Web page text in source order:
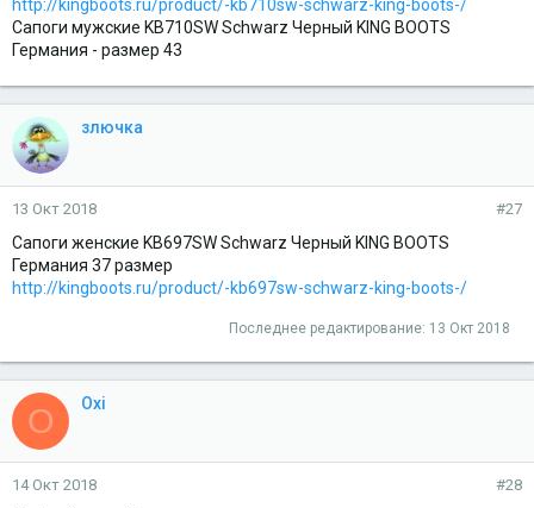
http://kingboots.ru/product/-kb710sw-schwarz-king-boots-/
Сапоги мужские KB710SW Schwarz Черный KING BOOTS
Германия - размер 43
злючка
13 Окт 2018 #27
Сапоги женские KB697SW Schwarz Черный KING BOOTS
Германия 37 размер
http://kingboots.ru/product/-kb697sw-schwarz-king-boots-/
Последнее редактирование: 13 Окт 2018
O Oxi
14 Окт 2018 #28